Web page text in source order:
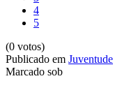
4
5
(0 votos)
Publicado em Juventude
Marcado sob